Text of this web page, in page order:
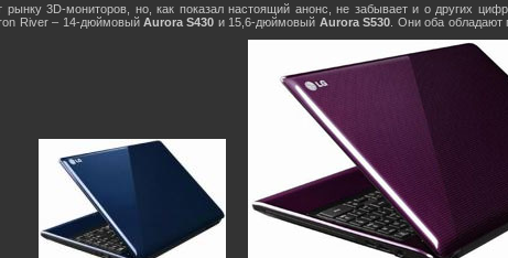
3D-мониторов, но, как показал настоящий анонс, не забывает и о других
River – 14-дюймовый Aurora S430 и 15,6-дюймовый Aurora S530 . Они оба обладают